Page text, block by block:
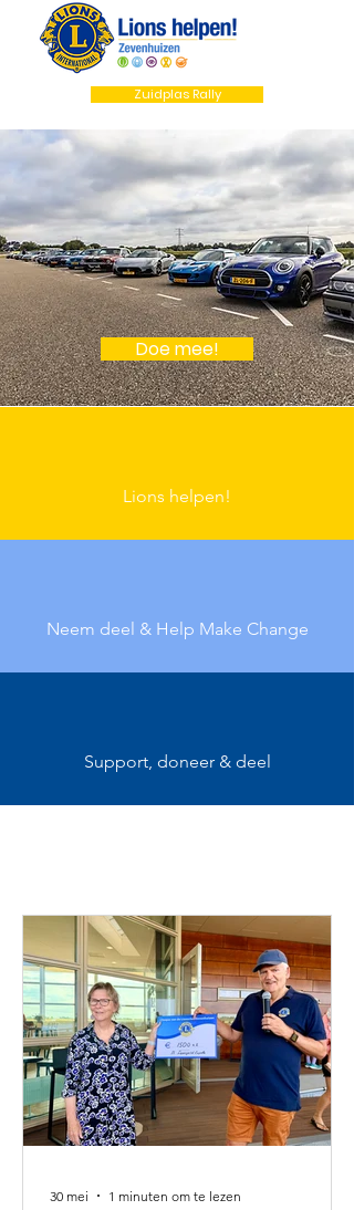
Zuidplas Rally
R&M Forwarding
Zuidplas Rally
2026
Doe mee!
Lions helpen!
Neem deel & Help Make Change
Support, doneer & deel
30 mei 1 minuten om te lezen